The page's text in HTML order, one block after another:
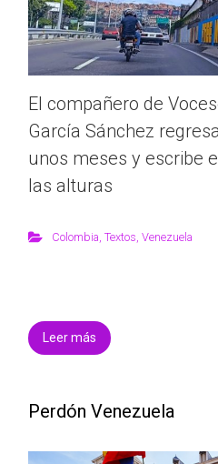
El compañero de
García Sánchez
unos meses y escribe
las alturas
Colombia Textos Venezuela
Leer más
Perdón Venezuela